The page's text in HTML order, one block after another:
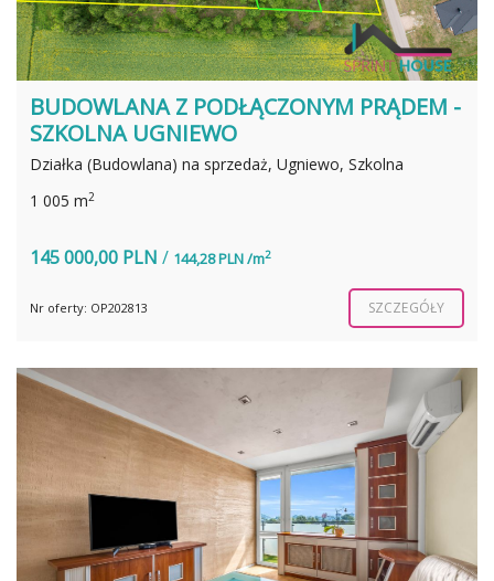
BUDOWLANA Z PODŁĄCZONYM PRĄDEM -
SZKOLNA UGNIEWO
Działka (Budowlana) na sprzedaż, Ugniewo, Szkolna
1 005 m2
145 000,00 PLN / 144,28 PLN /m2
Nr oferty: OP202813 SZCZEGÓŁY